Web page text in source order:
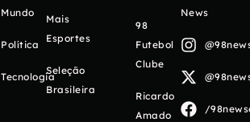
Mundo
Política
Tecnologia
Mais
Esportes
Seleção
Brasileira
98
Futebol
Clube
Ricardo
Amado
News
/